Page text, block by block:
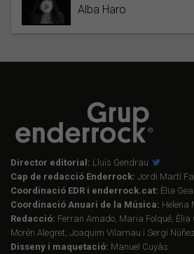
Alba Haro
Director editorial: Lluís Gendrau
Cap de redacció Enderrock: Jordi Martí
Coordinació EDR i enderrock.cat: Èlia Gea
Coordinació Anuari de la Música: Helena
Redacció: Ferran Amado, Maria Folqué, Èlia
Morén Alegret, Joaquim Vilarnau i Sergi Núñez
Disseny i maquetació: Manuel Cuyàs